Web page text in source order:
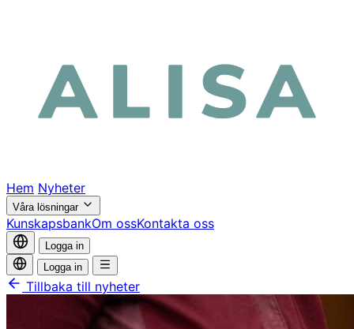
Hem Nyheter
Våra lösningar
KunskapsbankOm ossKontakta oss
Logga in
Logga in
Tillbaka till nyheter